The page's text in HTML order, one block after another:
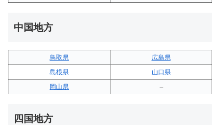
中国地方
鳥取県
広島県
島根県
山口県
岡山県
–
四国地方